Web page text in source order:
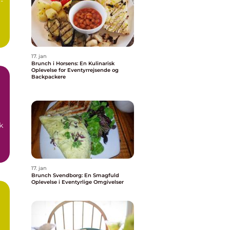
17. jan
Brunch i Horsens: En Kulinarisk
Oplevelse for Eventyrrejsende og
Backpackere
17. jan
Brunch Svendborg: En Smagfuld
Oplevelse i Eventyrlige Omgivelser